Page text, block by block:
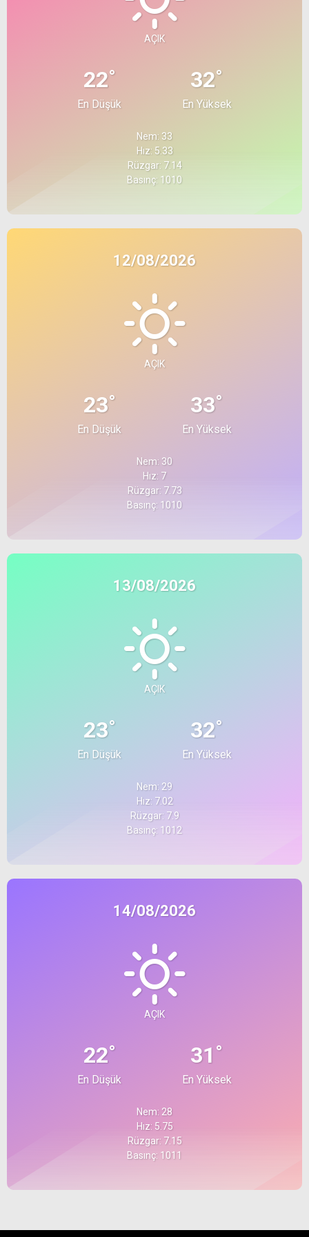
AÇIK
22°
En Düşük
32°
En Yüksek
Nem: 33
Hız: 5.33
Rüzgar: 7.14
Basınç: 1010
12/08/2026
AÇIK
23°
En Düşük
33°
En Yüksek
Nem: 30
Hız: 7
Rüzgar: 7.73
Basınç: 1010
13/08/2026
AÇIK
23°
En Düşük
32°
En Yüksek
Nem: 29
Hız: 7.02
Rüzgar: 7.9
Basınç: 1012
14/08/2026
AÇIK
22°
En Düşük
31°
En Yüksek
Nem: 28
Hız: 5.75
Rüzgar: 7.15
Basınç: 1011